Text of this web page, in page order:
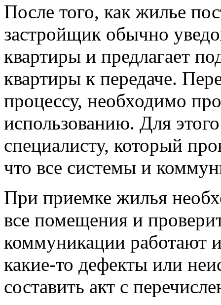
После того, как жилье
застройщик обычно
квартиры и предлагает
квартиры к передаче.
процессу, необходимо
использованию. Для
специалисту, который
что все системы и
При приемке жилья
все помещения и
коммуникации работают
какие-то дефекты или
составить акт с